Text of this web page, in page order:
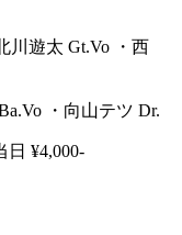
川遊太 Gt.Vo ・西
・向山テツ Dr.
日 ¥4,000-